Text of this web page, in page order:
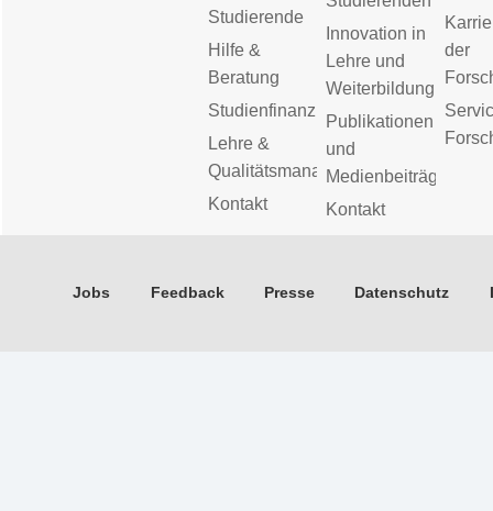
Studierende
Hilfe &
Beratung
Studienfinanzierung
Lehre &
Qualitätsmanagement
Kontakt
Innovation in
Lehre und
Weiterbildung
Publikationen
und
Medienbeiträge
Kontakt
der
Jobs Feedback Presse Datenschutz